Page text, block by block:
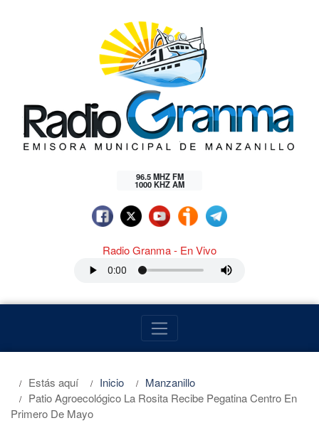
96.5 MHZ FM
1000 KHZ AM
Radio Granma - En Vivo
Estás aquí Inicio
Manzanillo
Patio Agroecológico La Rosita Recibe Pegatina Centro En
Primero De Mayo